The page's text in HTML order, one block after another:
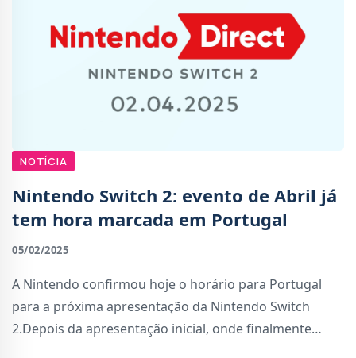
NOTÍCIA
Nintendo Switch 2: evento de Abril já
tem hora marcada em Portugal
05/02/2025
A Nintendo confirmou hoje o horário para Portugal
para a próxima apresentação da Nintendo Switch
2.Depois da apresentação inicial, onde finalmente